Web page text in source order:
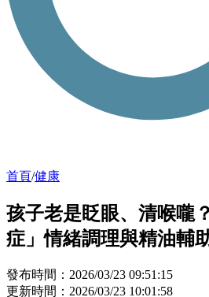
首頁/健康
孩子老是眨眼、清喉嚨
症」情緒調理與精油輔
發布時間：2026/03/23 09:51:15
更新時間：2026/03/23 10:01:58